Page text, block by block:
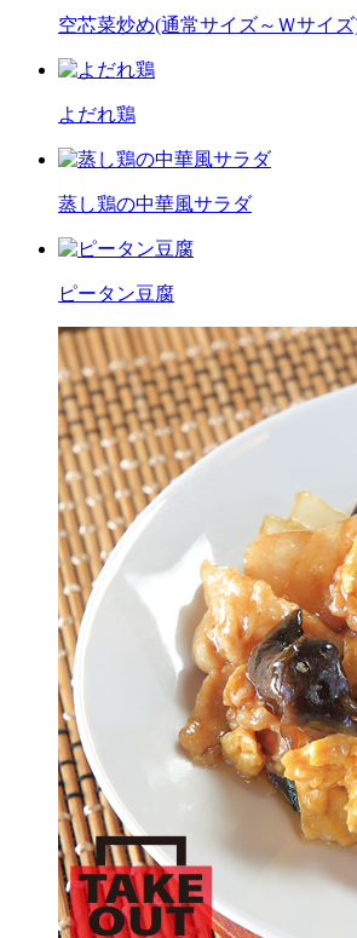
空芯菜炒め(通常サイズ～Ｗサイ
よだれ鶏
蒸し鶏の中華風サラダ
ピータン豆腐